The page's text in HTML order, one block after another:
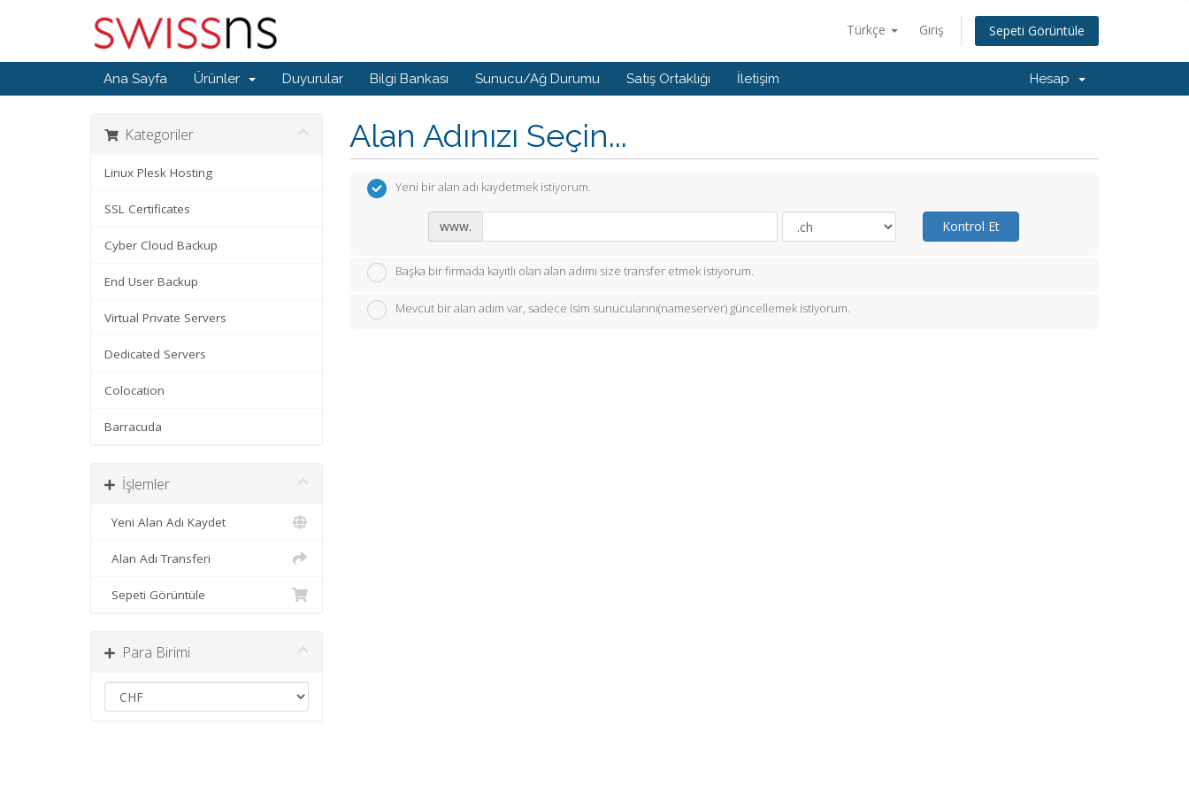
Türkçe Giriş Sepeti Görüntüle
Ana Sayfa Ürünler Duyurular Bilgi Bankası Sunucu/Ağ Durumu Satış Ortaklığı İletişim Hesap
Kategoriler
Linux Plesk Hosting
SSL Certificates
Cyber Cloud Backup
End User Backup
Virtual Private Servers
Dedicated Servers
Colocation
Barracuda
İşlemler
Yeni Alan Adı Kaydet
Alan Adı Transferi
Sepeti Görüntüle
Para Birimi
Alan Adınızı Seçin...
Yeni bir alan adı kaydetmek istiyorum.
www. Kontrol Et
Başka bir firmada kayıtlı olan alan adımı size transfer etmek istiyorum.
Mevcut bir alan adım var, sadece isim sunucularını(nameserver) güncellemek istiyorum.